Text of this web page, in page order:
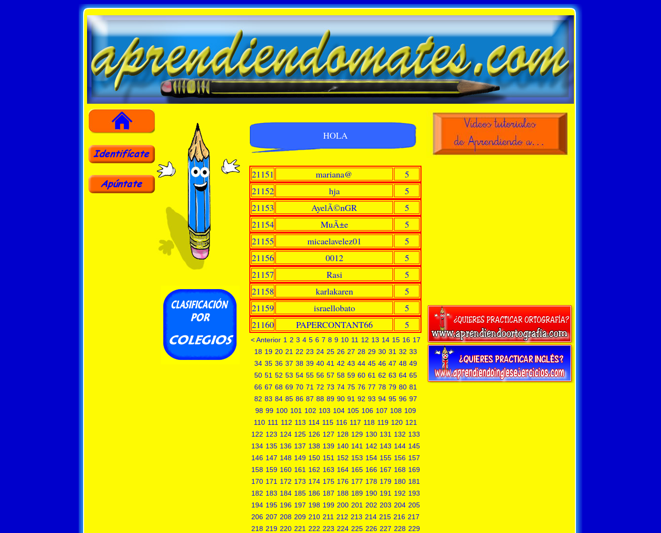
HOLA
21151 mariana@
5
21152
hja
5
21153
AyelÃ©nGR
5
21154
MuÃ±e
5
21155
micaelavelez01
5
21156
0012
5
21157
Rasi
5
21158
karlakaren
5
21159
israellobato
5
21160
PAPERCONTANT66 5
< Anterior 1 2 3 4 5 6 7 8 9 10 11 12 13 14 15 16 17
18 19 20 21 22 23 24 25 26 27 28 29 30 31 32 33
34 35 36 37 38 39 40 41 42 43 44 45 46 47 48 49
50 51 52 53 54 55 56 57 58 59 60 61 62 63 64 65
66 67 68 69 70 71 72 73 74 75 76 77 78 79 80 81
82 83 84 85 86 87 88 89 90 91 92 93 94 95 96 97
98 99 100 101 102 103 104 105 106 107 108 109
110 111 112 113 114 115 116 117 118 119 120 121
122 123 124 125 126 127 128 129 130 131 132 133
134 135 136 137 138 139 140 141 142 143 144 145
146 147 148 149 150 151 152 153 154 155 156 157
158 159 160 161 162 163 164 165 166 167 168 169
170 171 172 173 174 175 176 177 178 179 180 181
182 183 184 185 186 187 188 189 190 191 192 193
194 195 196 197 198 199 200 201 202 203 204 205
206 207 208 209 210 211 212 213 214 215 216 217
218 219 220 221 222 223 224 225 226 227 228 229